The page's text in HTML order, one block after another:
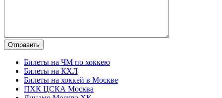
Билеты на ЧМ по хоккею
Билеты на КХЛ
Билеты на хоккей в Москве
ПХК ЦСКА Москва